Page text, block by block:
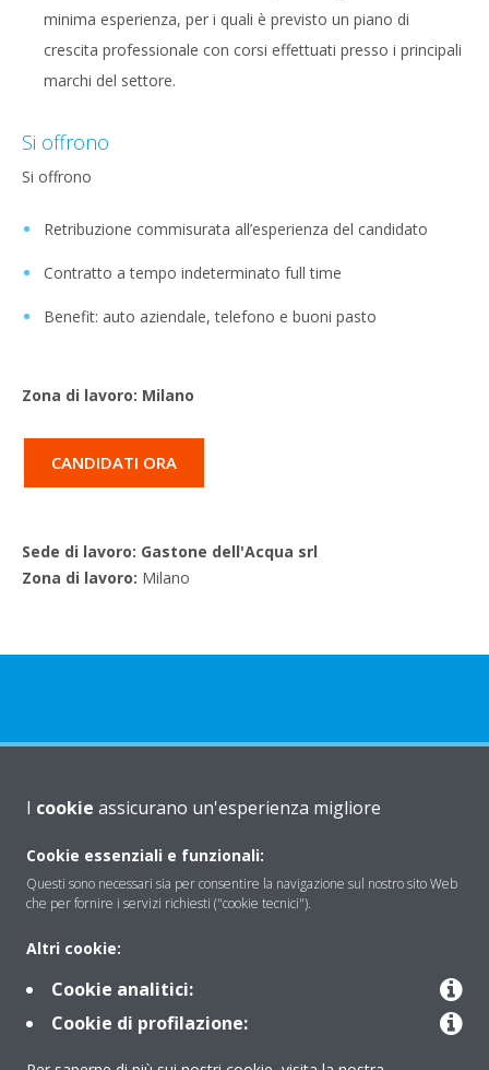
minima esperienza, per i quali è previsto un piano di
crescita professionale con corsi effettuati presso i principali
marchi del settore.
Si offrono
Si offrono
Retribuzione commisurata all’esperienza del candidato
Contratto a tempo indeterminato full time
Benefit: auto aziendale, telefono e buoni pasto
Zona di lavoro: Milano
CANDIDATI ORA
Sede di lavoro: Gastone dell'Acqua srl
Zona di lavoro: Milano
Soluzioni
Contattaci
Periodo di supporto definito
I cookie assicurano un'esperienza migliore
Cookie essenziali e funzionali:
Questi sono necessari sia per consentire la navigazione sul nostro sito Web
che per fornire i servizi richiesti ("cookie tecnici").
Altri cookie:
Cookie analitici:
Cookie di profilazione: